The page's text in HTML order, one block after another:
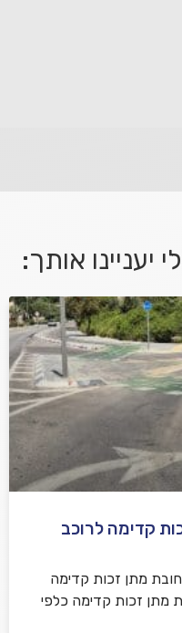
ושימוש בפרטים בהתאם
שלח משוב
יעניינו אותך:
קדימה לרוכב
מתן זכות קדימה
מתן זכות קדימה כלפי